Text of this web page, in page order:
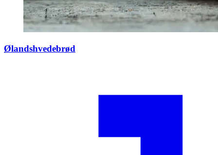
Ølandshvedebrød